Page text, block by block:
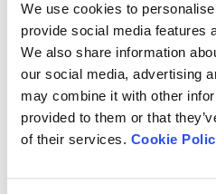
We use cookies to
provide social media features
We also share information
our social media, advertising
may combine it with other
provided to them or that
of their services. Cookie